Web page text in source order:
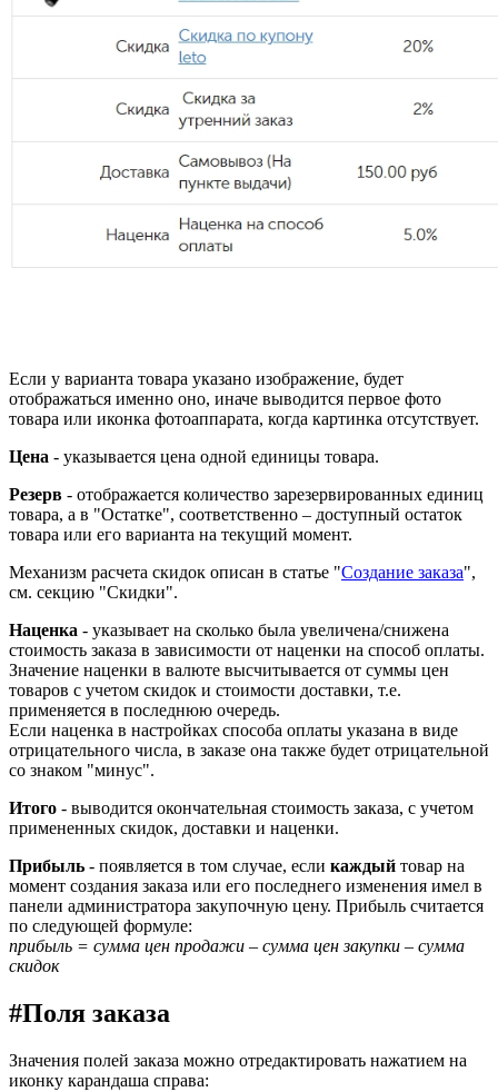
Если у варианта товара указано изображение, будет
отображаться именно оно, иначе выводится первое фото
товара или иконка фотоаппарата, когда картинка отсутствует.
Цена - указывается цена одной единицы товара.
Резерв - отображается количество зарезервированных единиц
товара, а в "Остатке", соответственно – доступный остаток
товара или его варианта на текущий момент.
Механизм расчета скидок описан в статье "Создание заказа",
см. секцию "Скидки".
Наценка - указывает на сколько была увеличена/снижена
стоимость заказа в зависимости от наценки на способ оплаты.
Значение наценки в валюте высчитывается от суммы цен
товаров с учетом скидок и стоимости доставки, т.е.
применяется в последнюю очередь.
Если наценка в настройках способа оплаты указана в виде
отрицательного числа, в заказе она также будет отрицательной
со знаком "минус".
Итого - выводится окончательная стоимость заказа, с учетом
примененных скидок, доставки и наценки.
Прибыль - появляется в том случае, если каждый товар на
момент создания заказа или его последнего изменения имел в
панели администратора закупочную цену. Прибыль считается
по следующей формуле:
прибыль = сумма цен продажи – сумма цен закупки – сумма
скидок
#Поля заказа
Значения полей заказа можно отредактировать нажатием на
иконку карандаша справа: